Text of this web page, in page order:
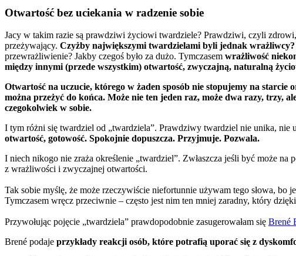
Otwartość bez uciekania w radzenie sobie
Jacy w takim razie są prawdziwi życiowi twardziele? Prawdziwi, czyli
przeżywający. Czyżby największymi twardzielami byli jednak wrażliwcy?
przewrażliwienie? Jakby czegoś było za dużo. Tymczasem wrażliwość
między innymi (przede wszystkim) otwartość, zwyczajną, naturalną
Otwartość na uczucie, którego w żaden sposób nie stopujemy na
można przeżyć do końca. Może nie ten jeden raz, może dwa razy, trzy,
czegokolwiek w sobie.
I tym różni się twardziel od „twardziela”. Prawdziwy twardziel nie unika, nie
otwartość, gotowość. Spokojnie dopuszcza. Przyjmuje. Pozwala.
I niech nikogo nie zraża określenie „twardziel”. Zwłaszcza jeśli być może
z wrażliwości i zwyczajnej otwartości.
Tak sobie myślę, że może rzeczywiście niefortunnie używam tego słowa, bo
Tymczasem wręcz przeciwnie – często jest nim ten mniej zaradny, który
Przywołując pojęcie „twardziela” prawdopodobnie zasugerowałam się Brené
Brené podaje przykłady reakcji osób, które potrafią uporać się z